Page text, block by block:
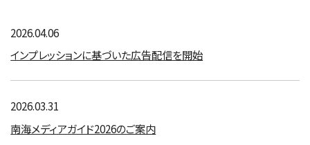
2026.04.06
インプレッションに基づいた広告配信を開始
2026.03.31
南海メディアガイド2026のご案内